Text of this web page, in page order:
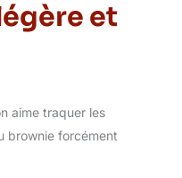
et
aime traquer les
brownie forcément